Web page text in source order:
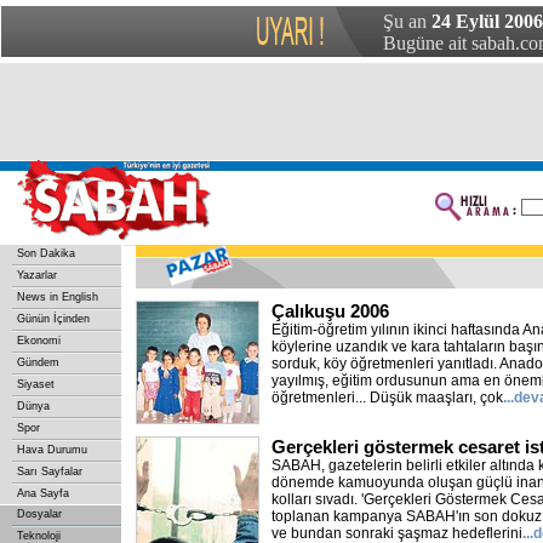
Şu an 24 Eylül
Bugüne ait
Son Dakika
Yazarlar
News in English
Günün İçinden
Ekonomi
Gündem
Siyaset
Dünya
Spor
Hava Durumu
Sarı Sayfalar
Ana Sayfa
Dosyalar
Teknoloji
Çalıkuşu 2006
Eğitim-öğretim yılının ikinci haftasında
köylerine uzandık ve kara tahtaların
sorduk, köy öğretmenleri yanıtladı.
yayılmış, eğitim ordusunun ama en
öğretmenleri... Düşük maaşları, çok
Gerçekleri göstermek cesaret
SABAH, gazetelerin belirli etkiler altında
dönemde kamuoyunda oluşan güçlü
kolları sıvadı. 'Gerçekleri Göstermek
toplanan kampanya SABAH'ın son
ve bundan sonraki şaşmaz hedeflerini